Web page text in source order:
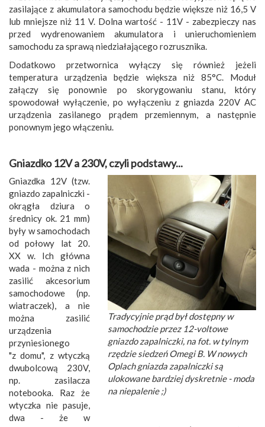
zasilające z akumulatora samochodu będzie większe niż 16,5 V
lub mniejsze niż 11 V. Dolna wartość - 11V - zabezpieczy nas
przed wydrenowaniem akumulatora i unieruchomieniem
samochodu za sprawą niedziałającego rozrusznika.
Dodatkowo przetwornica wyłączy się również jeżeli
temperatura urządzenia będzie większa niż 85°C. Moduł
załączy się ponownie po skorygowaniu stanu, który
spowodował wyłączenie, po wyłączeniu z gniazda 220V AC
urządzenia zasilanego prądem przemiennym, a następnie
ponownym jego włączeniu.
Gniazdko 12V a 230V, czyli podstawy...
Tradycyjnie prąd był dostępny w
samochodzie przez 12-voltowe
gniazdo zapalniczki, na fot. w tylnym
rzędzie siedzeń Omegi B. W nowych
Oplach gniazda zapalniczki są
ulokowane bardziej dyskretnie - moda
na niepalenie ;)
Gniazdka 12V (tzw.
gniazdo zapalniczki -
okrągła dziura o
średnicy ok. 21 mm)
były w samochodach
od połowy lat 20.
XX w. Ich główna
wada - można z nich
zasilić akcesorium
samochodowe (np.
wiatraczek), a nie
można zasilić
urządzenia
przyniesionego
"z domu", z wtyczką
dwubolcową 230V,
np. zasilacza
notebooka. Raz że
wtyczka nie pasuje,
dwa - że w